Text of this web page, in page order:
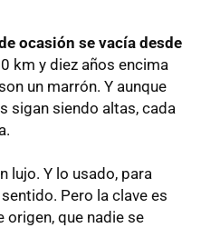
ocasión se vacía desde
km y diez años encima
un marrón. Y aunque
sigan siendo altas, cada
lujo. Y lo usado, para
Pero la clave es
origen, que nadie se